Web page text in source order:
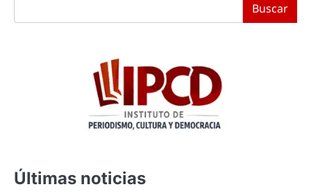
Buscar
Últimas noticias